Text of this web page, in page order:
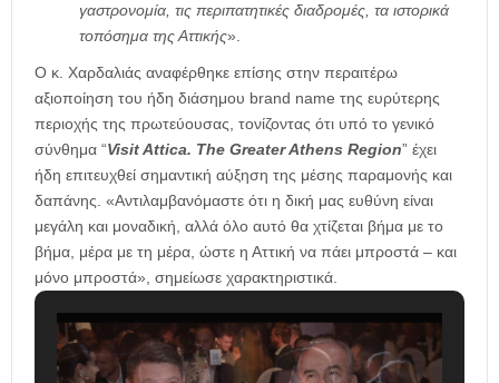
γαστρονομία, τις περιπατητικές διαδρομές, τα ιστορικά
τοπόσημα της Αττικής».
Ο κ. Χαρδαλιάς αναφέρθηκε επίσης στην περαιτέρω
αξιοποίηση του ήδη διάσημου brand name της ευρύτερης
περιοχής της πρωτεύουσας, τονίζοντας ότι υπό το γενικό
σύνθημα “Visit Attica. The Greater Athens Region” έχει
ήδη επιτευχθεί σημαντική αύξηση της μέσης παραμονής και
δαπάνης. «Αντιλαμβανόμαστε ότι η δική μας ευθύνη είναι
μεγάλη και μοναδική, αλλά όλο αυτό θα χτίζεται βήμα με το
βήμα, μέρα με τη μέρα, ώστε η Αττική να πάει μπροστά – και
μόνο μπροστά», σημείωσε χαρακτηριστικά.